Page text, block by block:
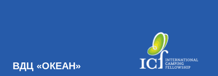
ВДЦ «ОКЕАН»